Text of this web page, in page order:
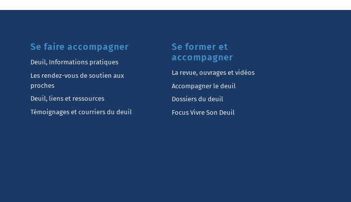
Se faire accompagner
Deuil, Informations pratiques
Les rendez-vous de soutien aux
proches
Deuil, liens et ressources
Témoignages et courriers du deuil
Se former et
accompagner
La revue, ouvrages et vidéos
Accompagner le deuil
Dossiers du deuil
Focus Vivre Son Deuil